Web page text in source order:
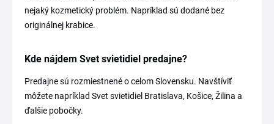
nejaký kozmetický problém. Napríklad sú dodané bez
originálnej krabice.
Kde nájdem Svet svietidiel predajne?
Predajne sú rozmiestnené o celom Slovensku. Navštíviť
môžete napríklad Svet svietidiel Bratislava, Košice, Žilina a
ďalšie pobočky.